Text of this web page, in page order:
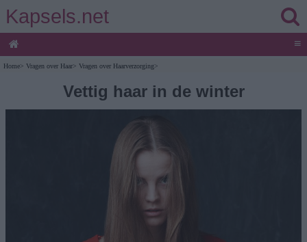
Kapsels.net
≡
Home> Vragen over Haar> Vragen over Haarverzorging>
Vettig haar in de winter